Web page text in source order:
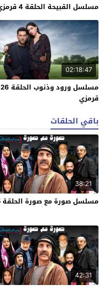
مسلسل القبيحة الحلقة 4 قرمزي
02:18:47
مسلسل ورود وذنوب الحلقة 26
قرمزي
باقي الحلقات
38:21
مسلسل صورة مع صورة الحلقة 15
42:31